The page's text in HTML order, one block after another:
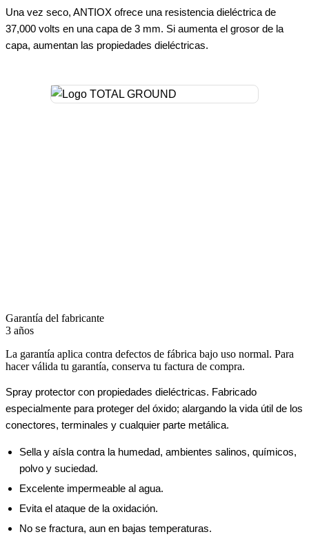
Una vez seco, ANTIOX ofrece una resistencia dieléctrica de
37,000 volts en una capa de 3 mm. Si aumenta el grosor de la
capa, aumentan las propiedades dieléctricas.
Garantía del fabricante
3 años
La garantía aplica contra defectos de fábrica bajo uso normal. Para
hacer válida tu garantía, conserva tu factura de compra.
Spray protector con propiedades dieléctricas. Fabricado
especialmente para proteger del óxido; alargando la vida útil de los
conectores, terminales y cualquier parte metálica.
Sella y aísla contra la humedad, ambientes salinos, químicos,
polvo y suciedad.
Excelente impermeable al agua.
Evita el ataque de la oxidación.
No se fractura, aun en bajas temperaturas.